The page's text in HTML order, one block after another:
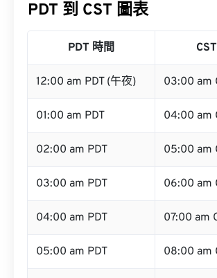
PDT 到 CST 圖表
PDT 時間
12:00 am PDT (午夜) 03:00 am
01:00 am PDT 04:00 am
02:00 am PDT 05:00 am
03:00 am PDT 06:00 am
04:00 am PDT 07:00 am
05:00 am PDT 08:00 am